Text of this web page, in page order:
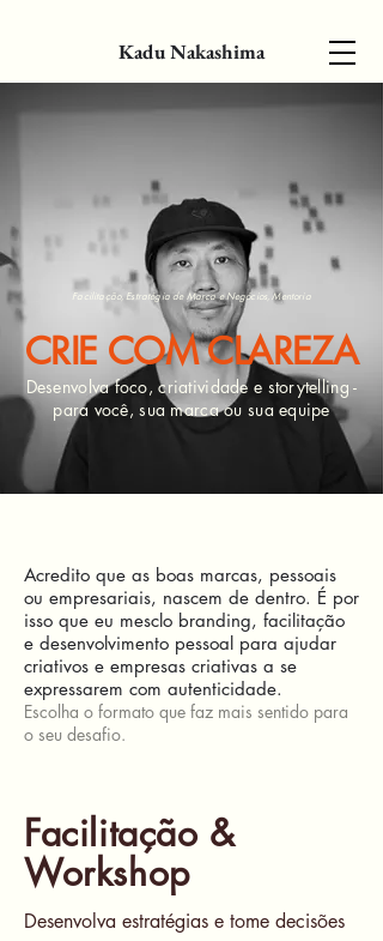
Kadu Nakashima
Facilitação, Estratégia de Marca e Negócios, Mentoria
CRIE COM CLAREZA
Desenvolva foco, criatividade e storytelling -
para você, sua marca ou sua equipe
Acredito que as boas marcas, pessoais
ou empresariais, nascem de dentro. É por
isso que eu mesclo branding, facilitação
e desenvolvimento pessoal para ajudar
criativos e empresas criativas a se
expressarem com autenticidade.
Escolha o formato que faz mais sentido para
o seu desafio.
Facilitação &
Workshop
Desenvolva estratégias e tome decisões